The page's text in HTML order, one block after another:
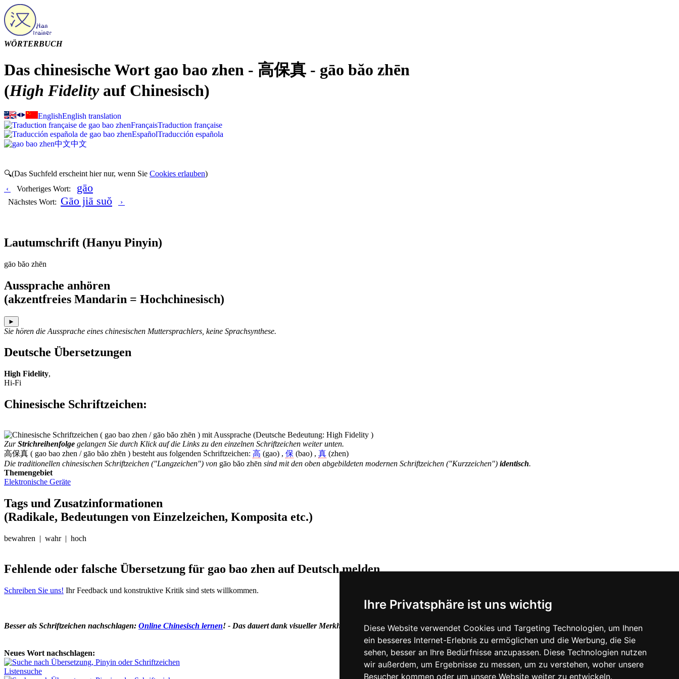
Ihre Privatsphäre ist uns wichtig
Diese Website verwendet Cookies und Targeting Technologien, um Ihnen
ein besseres Internet-Erlebnis zu ermöglichen und die Werbung, die Sie
sehen, besser an Ihre Bedürfnisse anzupassen. Diese Technologien nutzen
wir außerdem, um Ergebnisse zu messen, um zu verstehen, woher unsere
Besucher kommen oder um unsere Website weiter zu entwickeln.
WÖRTERBUCH
Das chinesische Wort gao bao zhen - 高保真 - gāo băo zhēn
(High Fidelityauf Chinesisch)
EnglishEnglish translation
FrançaisTraduction française
EspañolTraducción española
中文中文
🔍(Das Suchfeld erscheint hier nur, wenn Sie Cookies erlauben)
‹
Vorheriges Wort: gāo
Nächstes Wort: Gāo jiā suŏ ›
Lautumschrift (Hanyu Pinyin)
gāo băo zhēn
Aussprache anhören
(akzentfreies Mandarin = Hochchinesisch)
►
Sie hören die Aussprache eines chinesischen Muttersprachlers, keine Sprachsynthese.
Deutsche Übersetzungen
High Fidelity,
Hi-Fi
Chinesische Schriftzeichen:
ZurStrichreihenfolge gelangen Sie durch Klick auf die Links zu den einzelnen Schriftzeichen weiter unten.
高保真 ( gao bao zhen / gāo băo zhēn ) besteht aus folgenden Schriftzeichen: 高 (gao) , 保 (bao) , 真 (zhen)
Die traditionellen chinesischen Schriftzeichen ("Langzeichen") von gāo băo zhēn sind mit den oben abgebildeten modernen Schriftzeichen ("Kurzzeichen") identisch.
Themengebiet
Elektronische Geräte
Tags und Zusatzinformationen
(Radikale, Bedeutungen von Einzelzeichen, Komposita etc.)
bewahren | wahr | hoch
Fehlende oder falsche Übersetzung für gao bao zhen auf Deutsch melden
Schreiben Sie uns! Ihr Feedback und konstruktive Kritik sind stets willkommen.
Besser als Schriftzeichen nachschlagen: Online Chinesisch lernen! - Das dauert dank visueller Merkhilfen gar nicht mal so viel länger.
Neues Wort nachschlagen:
Listensuche